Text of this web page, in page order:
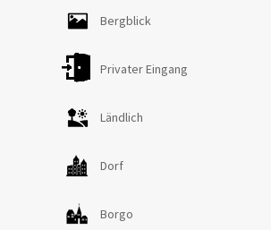
Essbereich und direktem Zugang zum
Schlafzimmer mit Doppelbett. Eine
den ersten Stock, der aus einem
Schlafsofa, einem Schlafzimmer mit
einem Badezimmer mit Dusche besteht.
Zwischengeschoss besteht aus einem
(Betten können auf Anfrage als
werden) mit Blick auf das Wohnzimmer im
Untergeschoss. Die andere Einheit, die
Bergblick
Privater Eingang
Ländlich
Dorf
Borgo